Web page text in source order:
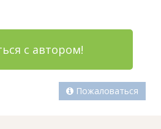
с автором!
Пожаловаться